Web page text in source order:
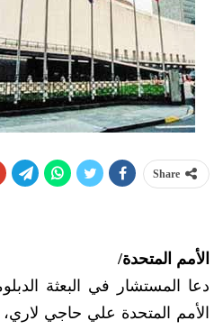
Share
الأمم المتحدة/
دعا المستشار في البعثة
الأمم المتحدة علي حاجي لاري،